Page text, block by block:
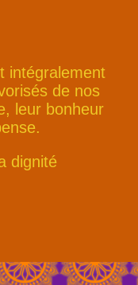
intégralement
de nos
leur bonheur
dignité